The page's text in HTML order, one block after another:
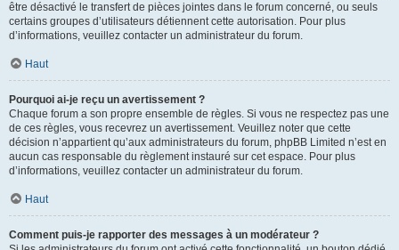
être désactivé le transfert de pièces jointes dans le forum concerné, ou seuls
certains groupes d’utilisateurs détiennent cette autorisation. Pour plus
d’informations, veuillez contacter un administrateur du forum.
Haut
Pourquoi ai-je reçu un avertissement ?
Chaque forum a son propre ensemble de règles. Si vous ne respectez pas une
de ces règles, vous recevrez un avertissement. Veuillez noter que cette
décision n’appartient qu’aux administrateurs du forum, phpBB Limited n’est en
aucun cas responsable du règlement instauré sur cet espace. Pour plus
d’informations, veuillez contacter un administrateur du forum.
Haut
Comment puis-je rapporter des messages à un modérateur ?